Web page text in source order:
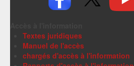
Textes juridiques
Manuel de l'accès
chargés d'accès à l'information